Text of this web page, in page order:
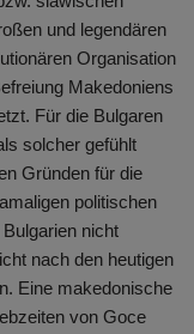
und legendären
Organisation
Makedoniens
Für die Bulgaren
solcher gefühlt
Gründen für die
politischen
nicht
nach den heutigen
Eine makedonische
von Goce